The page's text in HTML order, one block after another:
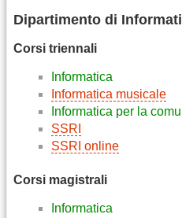
Dipartimento di
Corsi triennali
Informatica
Informatica musicale
Informatica per la
SSRI
SSRI online
Corsi magistrali
Informatica